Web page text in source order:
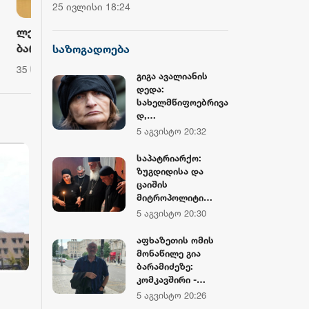
ხობისწყალში დედა-შვილი
არასრულწლოვნის ცხედარი
25 ივლისი 18:24
საზოგადოება
გიგა ავალიანის
დედა:
სახელმწიფოებრივა
დ,
სამართლებრივად
ნამდვილად აღდგა
5 აგვისტო 20:32
საპატრიარქო:
ზუგდიდისა და
ცაიშის
მიტროპოლიტი
გერასიმე ეპარქიის
ნ ერთად ლანა
ლატარიას სახლში
იმყოფებოდა, მის
ოჯახს მიუსამძიმრა
სულის საოხად
5 აგვისტო 20:30
აფხაზეთის ომის
მონაწილე გია
ბარამიძეზე:
კომკავშირი -
კარიერისთვის,
5 აგვისტო 20:26